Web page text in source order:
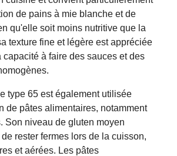
de pains à mie blanche et de
qu'elle soit moins nutritive que la
texture fine et légère est appréciée
capacité à faire des sauces et des
type 65 est également utilisée
de pâtes alimentaires, notamment
Son niveau de gluten moyen
rester fermes lors de la cuisson,
et aérées. Les pâtes